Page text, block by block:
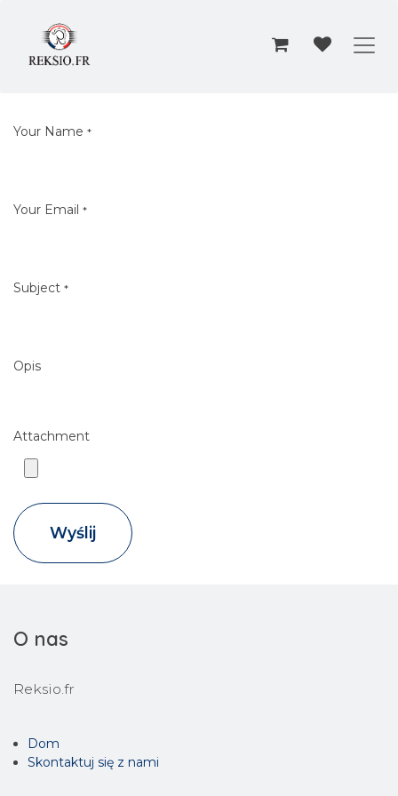
Your Name *
Your Email *
Subject *
Opis
Attachment
Wyślij
O nas
Reksio.fr
Dom
Skontaktuj się z nami